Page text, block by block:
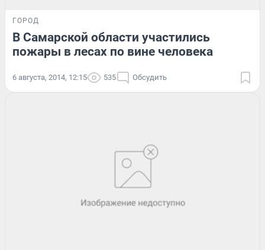
ГОРОД
В Самарской области участились
пожары в лесах по вине человека
6 августа, 2014, 12:15 535 Обсудить